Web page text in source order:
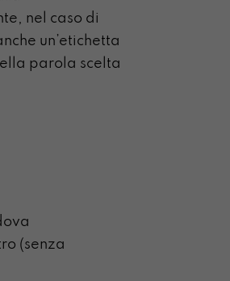
nel caso di
un’etichetta
parola scelta
(senza